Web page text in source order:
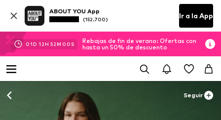
ABOUT YOU App
(152.700) Ir a la App
01D 12H 51M 59S
Rebajas de fin de verano: Ofertas con
hasta un 50% de descuento
Seguir